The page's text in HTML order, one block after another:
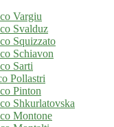
Vargiu
Svalduz
Squizzato
Schiavon
Sarti
Pollastri
Pinton
Shkurlatovska
Montone